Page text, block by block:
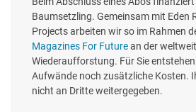
Baumsetzling. Gemeinsam mit Eden
Projects arbeiten wir so im Rahmen
Magazines For Futurean der
Wiederaufforstung. Für Sie
Aufwände noch zusätzliche Kosten.
nicht an Dritte weitergegeben.